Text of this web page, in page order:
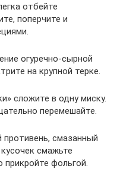
отбейте
поперчите и
огуречно-сырной
на крупной терке.
сложите в одну миску.
перемешайте.
противень, смазанный
смажьте
прикройте фольгой.